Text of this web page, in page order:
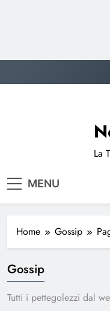
to
La
MENU
Home Gossip
Gossip
Tutti i pettegolezzi dal